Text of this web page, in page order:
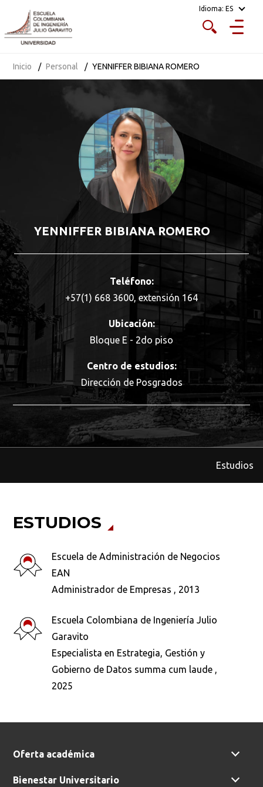
Idioma: ES
Inicio Personal YENNIFFER BIBIANA ROMERO
YENNIFFER BIBIANA ROMERO
Teléfono:
+57(1) 668 3600, extensión 164
Ubicación:
Bloque E - 2do piso
Centro de estudios:
Dirección de Posgrados
Estudios
ESTUDIOS
Escuela de Administración de Negocios
EAN
Administrador de Empresas , 2013
Escuela Colombiana de Ingeniería Julio
Garavito
Especialista en Estrategia, Gestión y
Gobierno de Datos summa cum laude ,
2025
¿Qué buscas?
Buscar en: *
Oferta académica
Bienestar Universitario